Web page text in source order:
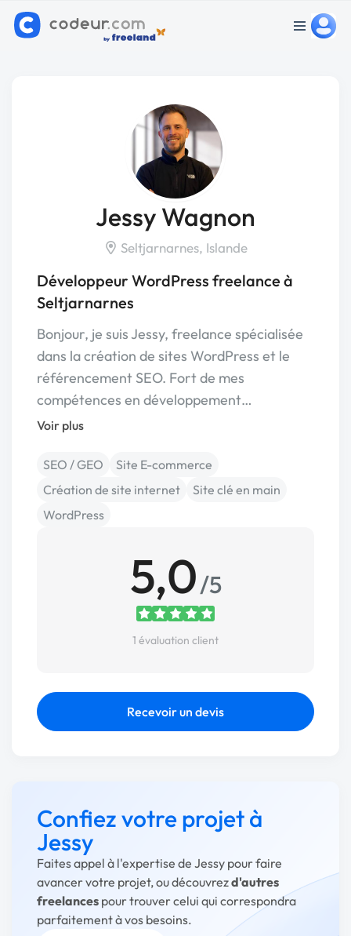
Jessy Wagnon
Seltjarnarnes, Islande
Développeur WordPress freelance à
Seltjarnarnes
Bonjour, je suis Jessy, freelance spécialisée
dans la création de sites WordPress et le
référencement SEO. Fort de mes
compétences en développement…
Voir plus
SEO / GEO
Site E-commerce
Création de site internet
Site clé en main
WordPress
5,0/5
1 évaluation client
Recevoir un devis
Confiez votre projet à
Jessy
Faites appel à l'expertise de Jessy pour faire
avancer votre projet, ou découvrezd'autres
freelances pour trouver celui qui correspondra
parfaitement à vos besoins.